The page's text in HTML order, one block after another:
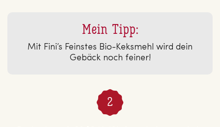
Mein Tipp:
Mit Fini’s Feinstes Bio-Keksmehl wird dein
Gebäck noch feiner!